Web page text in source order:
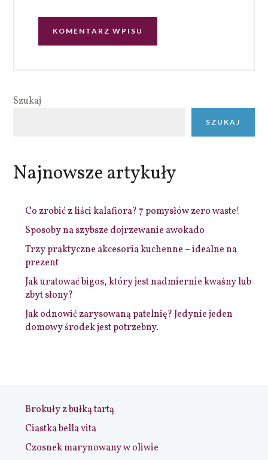
Szukaj
SZUKAJ
Najnowsze artykuły
Co zrobić z liści kalafiora? 7 pomysłów zero waste!
Sposoby na szybsze dojrzewanie awokado
Trzy praktyczne akcesoria kuchenne – idealne na
prezent
Jak uratować bigos, który jest nadmiernie kwaśny lub
zbyt słony?
Jak odnowić zarysowaną patelnię? Jedynie jeden
domowy środek jest potrzebny.
Brokuły z bułką tartą
Ciastka bella vita
Czosnek marynowany w oliwie